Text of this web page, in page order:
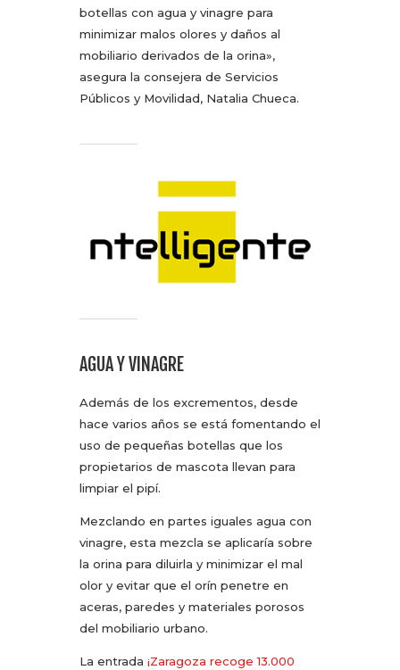
botellas con agua y vinagre para
minimizar malos olores y daños al
mobiliario derivados de la orina»,
asegura la consejera de Servicios
Públicos y Movilidad, Natalia Chueca.
AGUA Y VINAGRE
Además de los excrementos, desde
hace varios años se está fomentando el
uso de pequeñas botellas que los
propietarios de mascota llevan para
limpiar el pipí.
Mezclando en partes iguales agua con
vinagre, esta mezcla se aplicaría sobre
la orina para diluirla y minimizar el mal
olor y evitar que el orín penetre en
aceras, paredes y materiales porosos
del mobiliario urbano.
La entrada ¡Zaragoza recoge 13.000